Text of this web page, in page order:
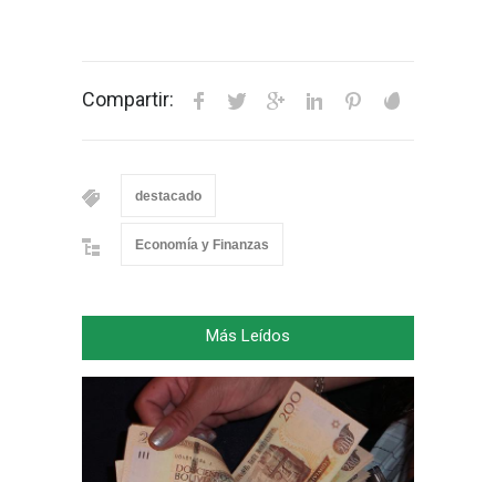
Compartir:
destacado
Economía y Finanzas
Más Leídos